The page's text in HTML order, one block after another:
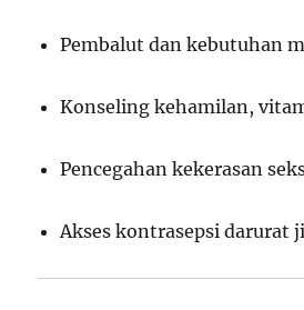
Pembalut dan kebutuhan
Konseling kehamilan,
Pencegahan kekerasan
Akses kontrasepsi darurat